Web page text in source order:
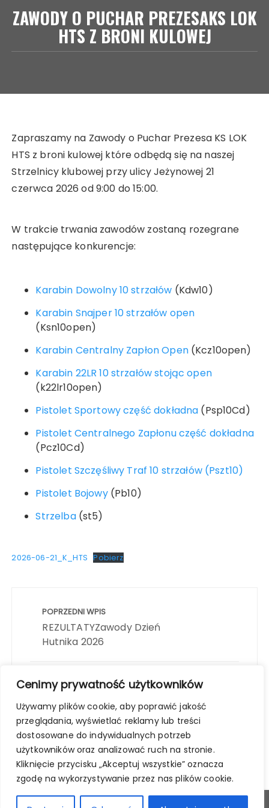
Cenimy prywatność użytkowników
Używamy plików cookie, aby poprawić jakość
przeglądania, wyświetlać reklamy lub treści
dostosowane do indywidualnych potrzeb
użytkowników oraz analizować ruch na stronie.
Kliknięcie przycisku „Akceptuj wszystkie” oznacza
zgodę na wykorzystywanie przez nas plików cookie.
ZAWODY O PUCHAR PREZESAKS LOK
HTS Z BRONI KULOWEJ
Zapraszamy na Zawody o Puchar Prezesa KS LOK
HTS z broni kulowej które odbędą się na naszej
Strzelnicy klubowej przy ulicy Jeżynowej 21
czerwca 2026 od 9:00 do 15:00.
W trakcie trwania zawodów zostaną rozegrane
następujące konkurencje:
Karabin Dowolny 10 strzałów (Kdw10)
Karabin Snajper 10 strzałów open
(Ksn10open)
Karabin Centralny Zapłon Open(Kcz10open)
Karabin 22LR 10 strzałów stojąc open
(k22lr10open)
Pistolet Sportowy część dokładna (Psp10Cd)
Pistolet Centralnego Zapłonu część dokładna
(Pcz10Cd)
Pistolet Szczęśliwy Traf 10 strzałów (Pszt10)
Pistolet Bojowy(Pb10)
Strzelba(st5)
2026-06-21_K_HTS Pobierz
wpisuPOPRZEDNI WPIS
REZULTATYZawody Dzień
Hutnika 2026
NASTĘPNY WPIS
REZULTATY Zawodów o Puchar
Prezesa KS LOK HTS